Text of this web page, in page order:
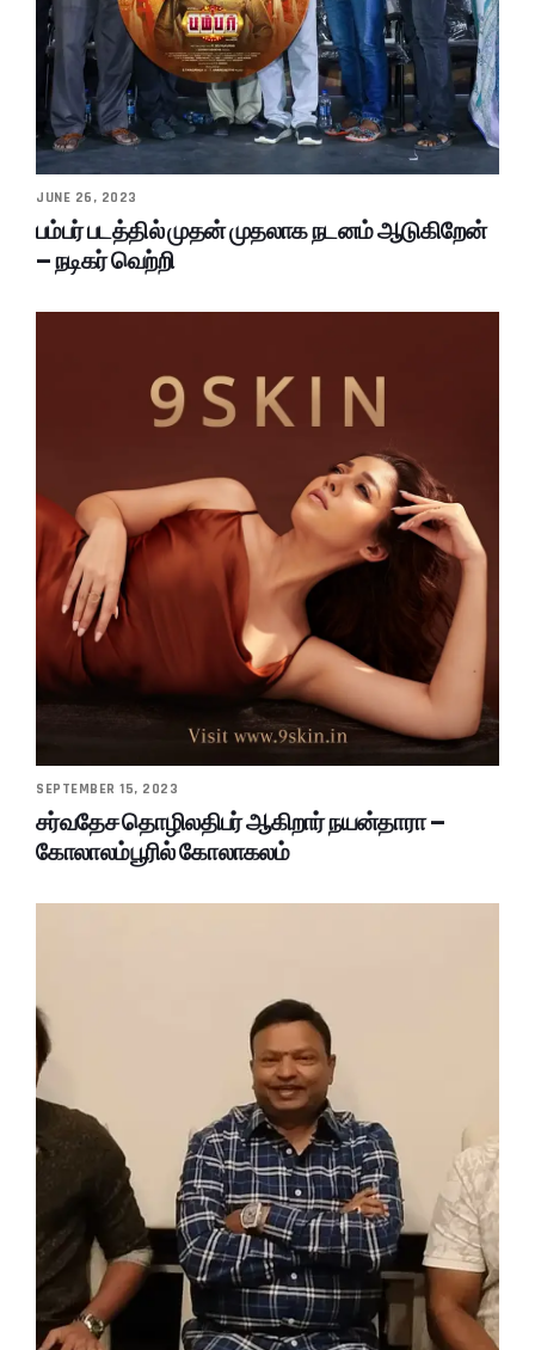
JUNE 26, 2023
பம்பர் படத்தில் முதன் முதலாக நடனம் ஆடுகிறேன்
– நடிகர் வெற்றி
SEPTEMBER 15, 2023
சர்வதேச தொழிலதிபர் ஆகிறார் நயன்தாரா –
கோலாலம்பூரில் கோலாகலம்